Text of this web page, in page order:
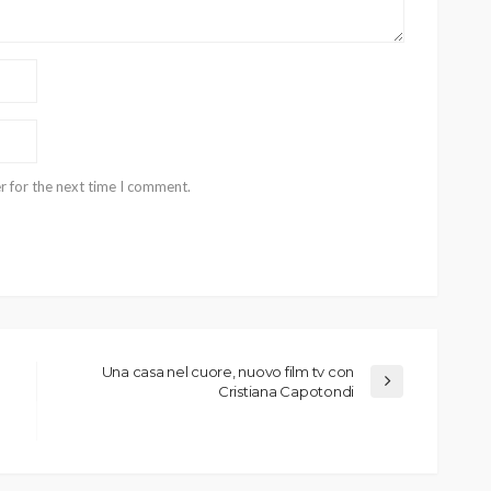
for the next time I comment.
Una casa nel cuore, nuovo film tv con
Cristiana Capotondi